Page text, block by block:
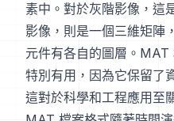
素中。對於灰階影像，這
影像，則是一個三維矩陣
元件有各自的圖層。
特別有用，因為它保留了
這對於科學和工程應用至